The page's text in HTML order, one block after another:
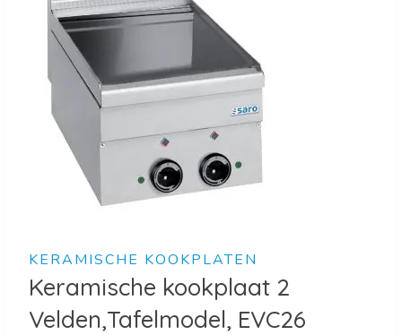
KERAMISCHE KOOKPLATEN
Keramische kookplaat 2
Velden,Tafelmodel, EVC26